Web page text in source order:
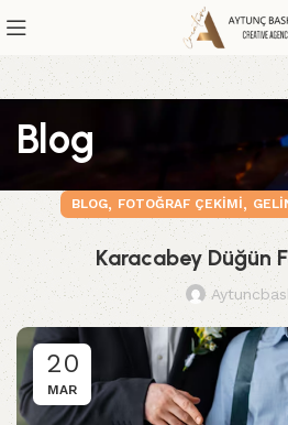
Blog
BLOG, FOTOĞRAF ÇEKIMI,
Karacabey Düğün
20
MAR